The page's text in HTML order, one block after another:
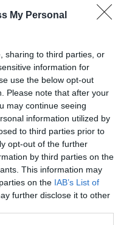
My Personal
sharing to third parties, or
information for
use the below opt-out
Please note that after your
may continue seeing
information utilized by
to third parties prior to
opt-out of the further
by third parties on the
This information may
on the IAB’s List of
further disclose it to other
Por ahora, queda fuera
Votarán cerca de
preferida de Google
noticias de actualidad.
ACTIVAR AHORA
Imprimir